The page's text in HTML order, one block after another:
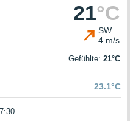
21°C
SW
4 m/s
Gefühlte: 21°C
23.1°C